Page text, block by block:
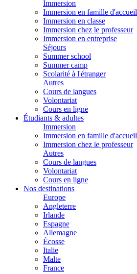
Immersion
Immersion en famille d'accueil
Immersion en classe
Immersion chez le professeur
Immersion en entreprise
Séjours
Summer school
Summer camp
Scolarité à l'étranger
Autres
Cours de langues
Volontariat
Cours en ligne
Étudiants & adultes
Immersion
Immersion en famille d'accueil
Immersion chez le professeur
Autres
Cours de langues
Volontariat
Cours en ligne
Nos destinations
Europe
Angleterre
Irlande
Espagne
Allemagne
Écosse
Italie
Malte
France